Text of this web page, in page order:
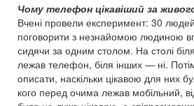
Чому телефон цікавіший за
Вчені провели експеримент: 30
поговорити з незнайомою людиною
сидячи за одним столом. На столі
лежав телефон, біля інших — ні.
описати, наскільки цікавою для них
кого перед очима лежав мобільний,